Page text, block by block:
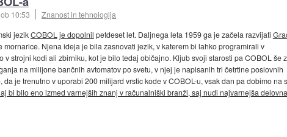
10:53 Znanost in tehnologija
jezikCOBOL je dopolnil petdeset let. Daljnega leta 1959 ga je začela razvijati
mornarice. Njena ideja je bila zasnovati jezik, v katerem bi lahko programirali v
v strojni kodi ali zbirniku, kot je bilo tedaj običajno. Kljub svoji starosti pa COBOL še
na milijone bančnih avtomatov po svetu, v njej je napisanih tri četrtine poslovnih
je trenutno v uporabi 200 milijard vrstic kode v COBOL-u, vsak dan pa dobimo na
bi bilo eno izmed varnejših znanj v računalniški branži, saj nudi najvarnejša delovna